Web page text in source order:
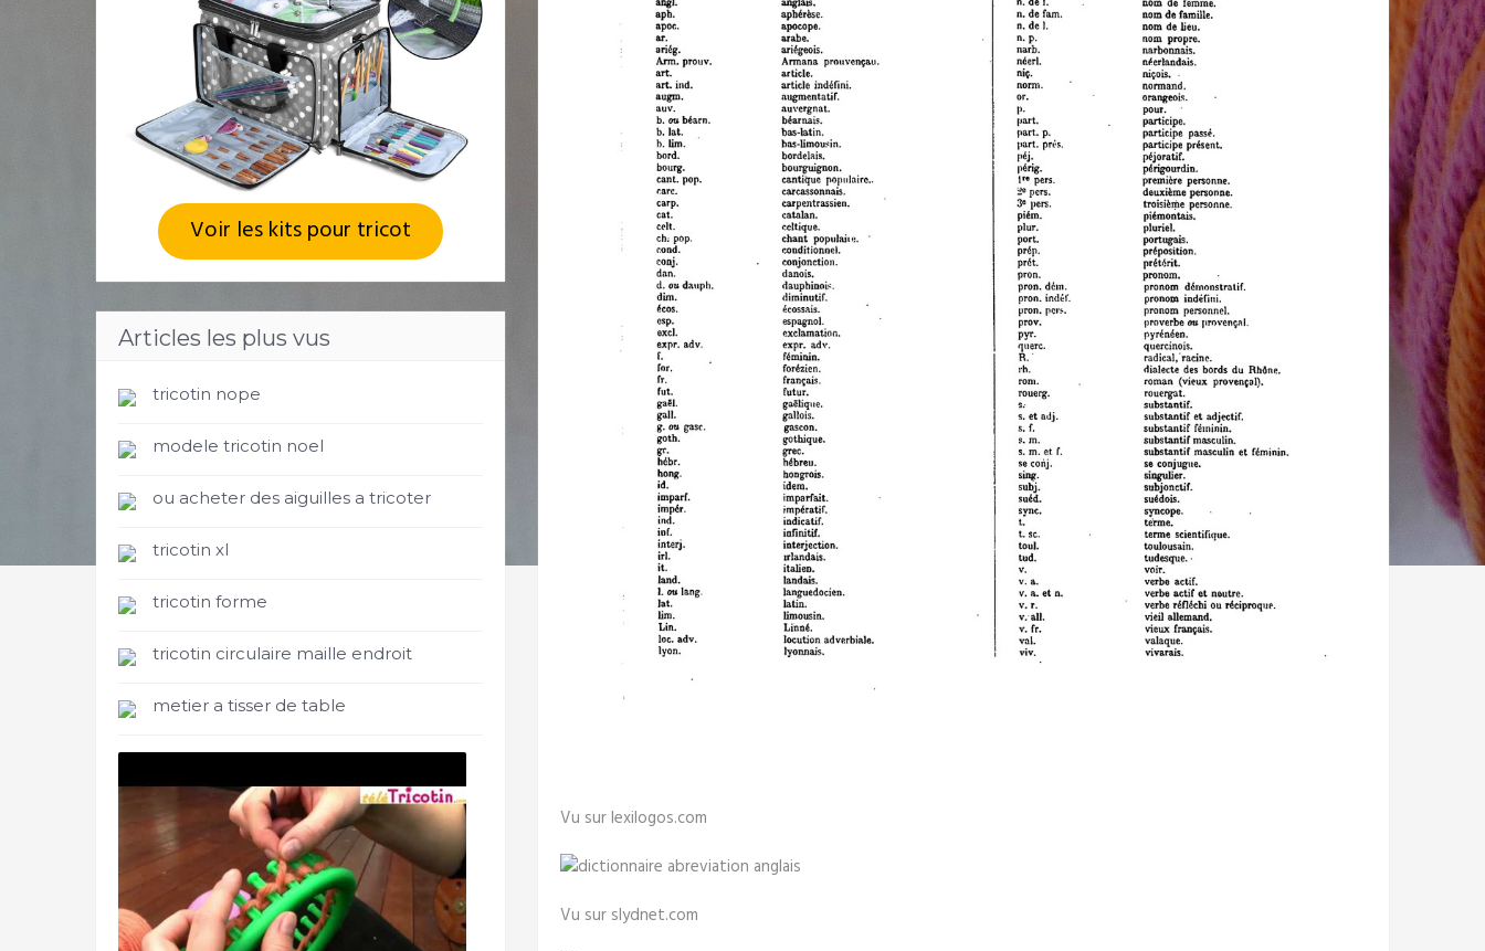
Vu sur lexilogos.com
Vu sur slydnet.com
Voir les kits pour tricot
Articles les plus vus
tricotin nope
modele tricotin noel
ou acheter des aiguilles a tricoter
tricotin xl
tricotin forme
tricotin circulaire maille endroit
metier a tisser de table